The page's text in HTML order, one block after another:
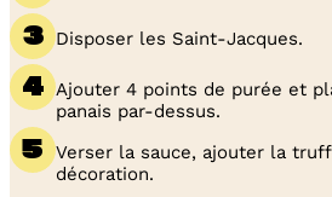
Disposer les Saint-Jacques.
Ajouter 4 points de purée et
panais par-dessus.
Verser la sauce, ajouter la
décoration.